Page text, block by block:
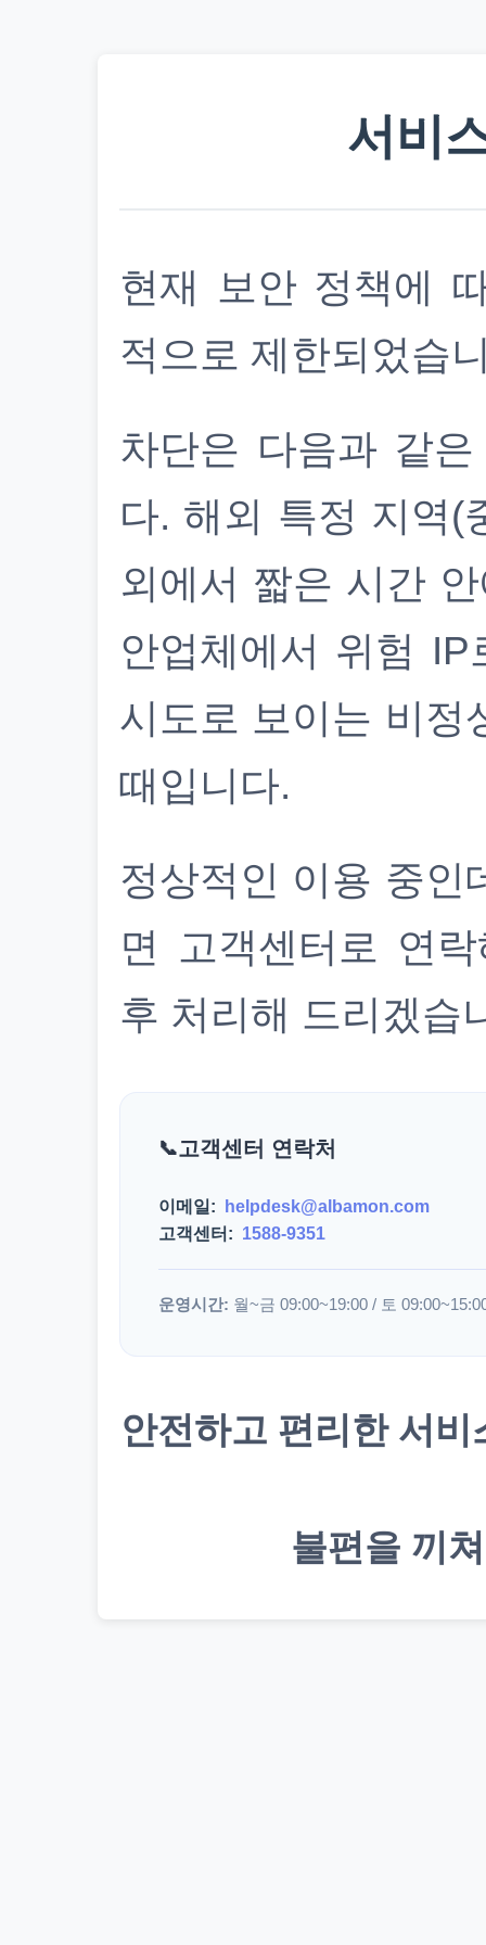
서비
현재 보안 정책에
적으로 제한되었습
차단은 다음과 같
다. 해외 특정 지역(
외에서 짧은 시간
안업체에서 위험
시도로 보이는 비정
때입니다.
정상적인 이용 중인
면 고객센터로 연
후 처리해 드리겠습
고객센터 연락처
이메일:
helpdesk@albamon.com
고객센터: 1588-9351
운영시간: 월~금 09:00~19:00 / 토
안전하고 편리한 서
불편을 끼